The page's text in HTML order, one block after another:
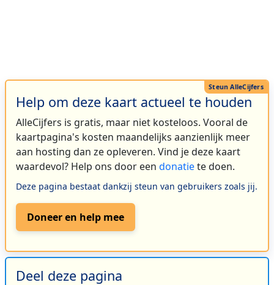
Help om deze kaart actueel te houden
AlleCijfers is gratis, maar niet kosteloos. Vooral de
kaartpagina's kosten maandelijks aanzienlijk meer
aan hosting dan ze opleveren. Vind je deze kaart
waardevol? Help ons door een donatiete doen.
Deze pagina bestaat dankzij steun van gebruikers zoals jij.
Doneer en help mee
Deel deze pagina